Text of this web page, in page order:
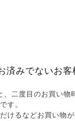
済みでないお客
二度目のお買い物
です。
けるなどお買い物